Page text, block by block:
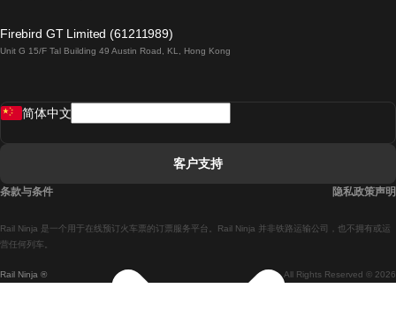
羅馬開往拿坡里的列車
馬德里開往巴塞罗那的列車
Firebird GT Limited (61211989)
Unit G 15/F Tal Building 49 Austin Road, KL, Hong Kong
Rail Ninja ® All Rights Reserved © 2026
Rail Ninja 是一个用于在线预订火车票的订票服务平台。Rail Ninja 并非铁路运输公司，也不拥有或运
营任何列车。
简体中文
客户支持
条款与条件 隐私政策声明